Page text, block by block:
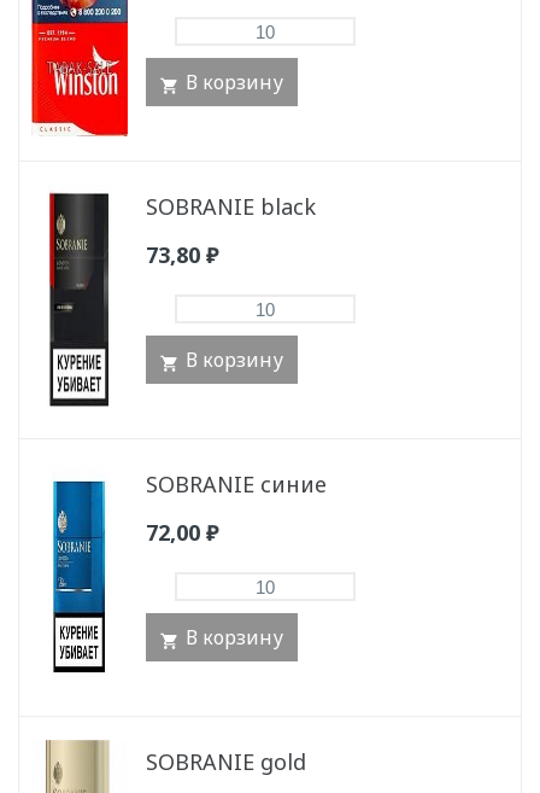
В корзину
SOBRANIE black
73,80 ₽
В корзину
SOBRANIE синие
72,00 ₽
В корзину
SOBRANIE gold